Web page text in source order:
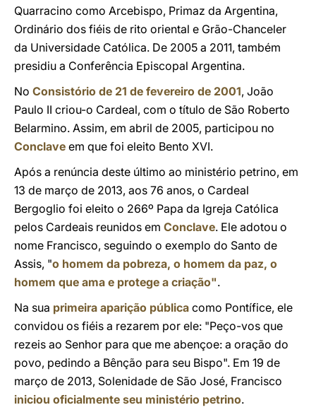
Quarracino como Arcebispo, Primaz da Argentina,
Ordinário dos fiéis de rito oriental e Grão-Chanceler
da Universidade Católica. De 2005 a 2011, também
presidiu a Conferência Episcopal Argentina.
No Consistório de 21 de fevereiro de 2001, João
Paulo II criou-o Cardeal, com o título de São Roberto
Belarmino. Assim, em abril de 2005, participou no
Conclave em que foi eleito Bento XVI.
Após a renúncia deste último ao ministério petrino, em
13 de março de 2013, aos 76 anos, o Cardeal
Bergoglio foi eleito o 266º Papa da Igreja Católica
pelos Cardeais reunidos em Conclave. Ele adotou o
nome Francisco, seguindo o exemplo do Santo de
Assis, "o homem da pobreza, o homem da paz, o
homem que ama e protege a criação".
Na sua primeira aparição pública como Pontífice, ele
convidou os fiéis a rezarem por ele: "Peço-vos que
rezeis ao Senhor para que me abençoe: a oração do
povo, pedindo a Bênção para seu Bispo". Em 19 de
março de 2013, Solenidade de São José, Francisco
iniciou oficialmente seu ministério petrino.